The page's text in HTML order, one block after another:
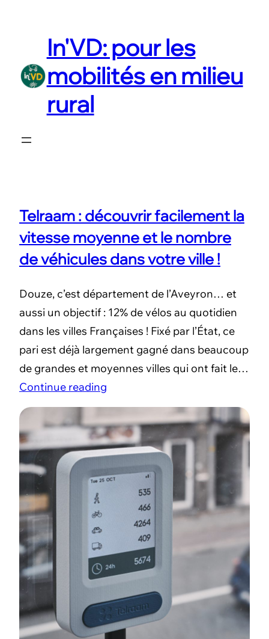
In'VD: pour les
mobilités en milieu
rural
Telraam : découvrir facilement la
vitesse moyenne et le nombre
de véhicules dans votre ville !
Douze, c’est département de l’Aveyron… et
aussi un objectif : 12% de vélos au quotidien
dans les villes Françaises ! Fixé par l’État, ce
pari est déjà largement gagné dans beaucoup
de grandes et moyennes villes qui ont fait le…
Continue reading